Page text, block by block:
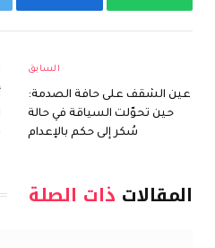
واتساب فيسبوك
السابق
عين الشقف على حافة الصدمة:
حين تحوّلت السياقة في حالة
سُكر إلى حكم بالإعدام
المقالات ذات الصلة